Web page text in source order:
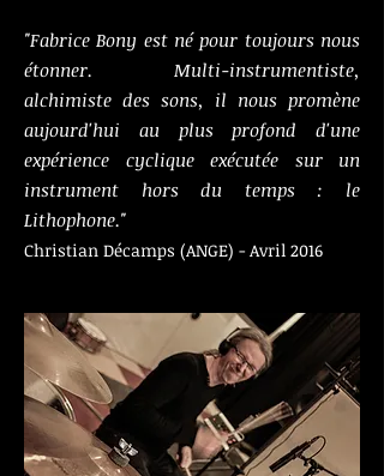
"Fabrice Bony est né pour toujours nous
étonner. Multi-instrumentiste,
alchimiste des sons, il nous promène
aujourd'hui au plus profond d'une
expérience cyclique exécutée sur un
instrument hors du temps : le
Lithophone."
Christian Décamps (ANGE) - Avril 2016